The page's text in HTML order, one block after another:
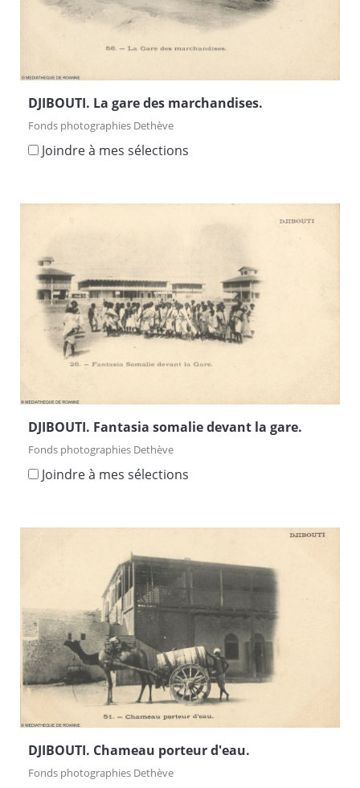
DJIBOUTI. La gare des marchandises.
Fonds photographies Dethève
Joindre à mes sélections
DJIBOUTI. Fantasia somalie devant la gare.
Fonds photographies Dethève
Joindre à mes sélections
DJIBOUTI. Chameau porteur d'eau.
Fonds photographies Dethève